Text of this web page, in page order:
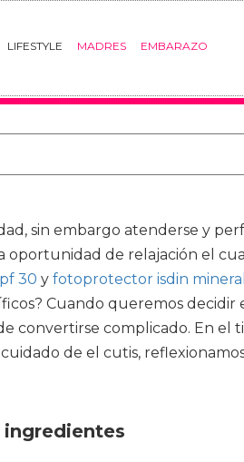
LIFESTYLE MADRES EMBARAZO
sin embargo atenderse y
oportunidad de relajación el
30 y fotoprotector isdin mineral
Cuando queremos decidir
convertirse complicado. En el
de el cutis,